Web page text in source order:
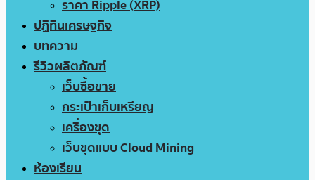
ราคา Ripple (XRP)
ปฏิทินเศรษฐกิจ
บทความ
รีวิวผลิตภัณฑ์
เว็บซื้อขาย
กระเป๋าเก็บเหรียญ
เครื่องขุด
เว็บขุดแบบ Cloud Mining
ห้องเรียน